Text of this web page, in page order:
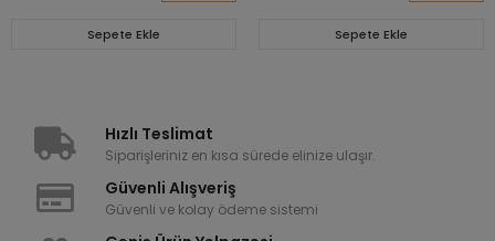
Sepete Ekle Sepete Ekle
Hızlı Teslimat
Siparişleriniz en kısa sürede elinize ulaşır.
Güvenli Alışveriş
Güvenli ve kolay ödeme sistemi